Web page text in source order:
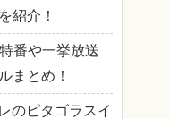
紹介！
番や一挙放送
まとめ！
のピタゴラスイ